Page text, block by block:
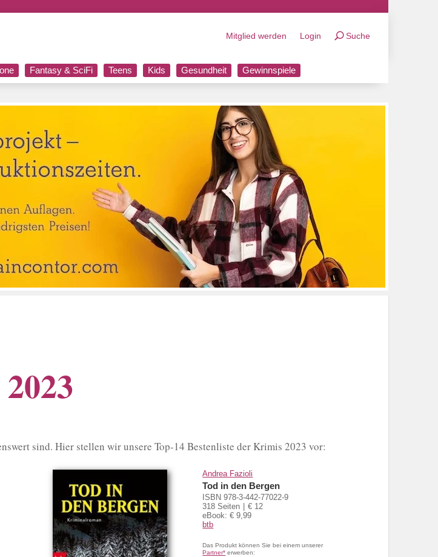
Mitglied werden Login Suche
Fantasy & SciFi Teens Kids Gesundheit Gewinnspiele
sind. Hier stellen wir unsere Top-14 Bestenliste der Krimis 2023 vor:
Andrea Fazioli
Tod in den Bergen
ISBN 978-3-442-77022-9
318 Seiten
€ 12
eBook: € 9,99
btb
Das Produkt können Sie bei einem unserer
Partner* erwerben: